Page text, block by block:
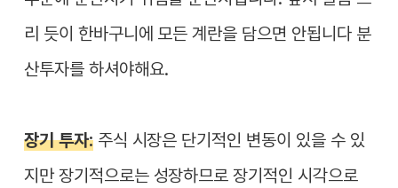
리 듯이 한바구니에 모든 계란을 담으면 안됩니다 분
산투자를 하셔야해요.
장기 투자:주식 시장은 단기적인 변동이 있을 수 있
지만 장기적으로는 성장하므로 장기적인 시각으로